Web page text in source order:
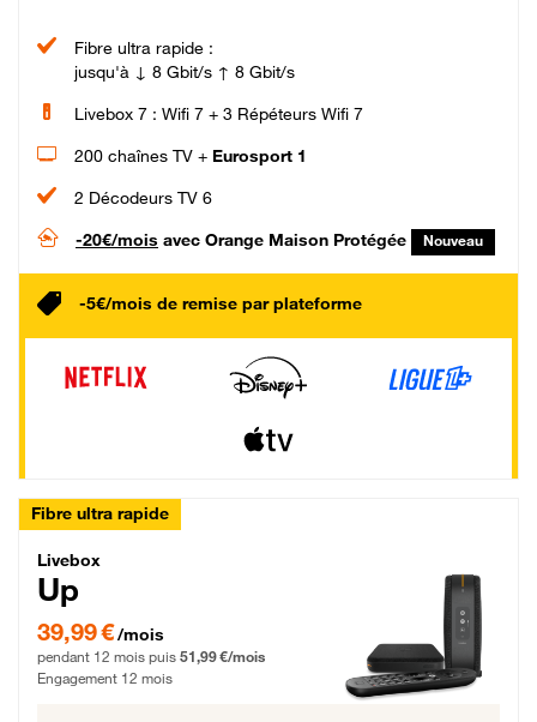
Fibre ultra rapide :
jusqu'à ↓ 8 Gbit/s ↑ 8 Gbit/s
Livebox 7 : Wifi 7 + 3 Répéteurs Wifi 7
200 chaînes TV + Eurosport 1
2 Décodeurs TV 6
-20€/mois avec Orange Maison Protégée Nouveau
-5€/mois de remise par plateforme
Fibre ultra rapide
Livebox Up Fibre
Livebox
Up
39,99 € par mois pendant 12 mois puis 51,99 € par mois, Engagement 12 mois
39,99 €/mois
pendant 12 mois puis 51,99 €/mois
Engagement 12 mois